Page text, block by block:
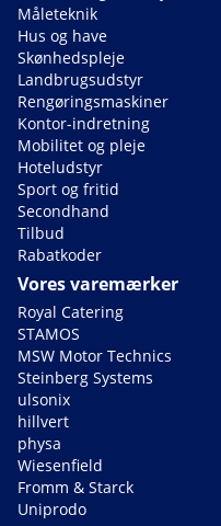
Måleteknik
Hus og have
Skønhedspleje
Landbrugsudstyr
Rengøringsmaskiner
Kontor-indretning
Mobilitet og pleje
Hoteludstyr
Sport og fritid
Secondhand
Tilbud
Rabatkoder
Vores varemærker
Royal Catering
STAMOS
MSW Motor Technics
Steinberg Systems
ulsonix
hillvert
physa
Wiesenfield
Fromm & Starck
Uniprodo